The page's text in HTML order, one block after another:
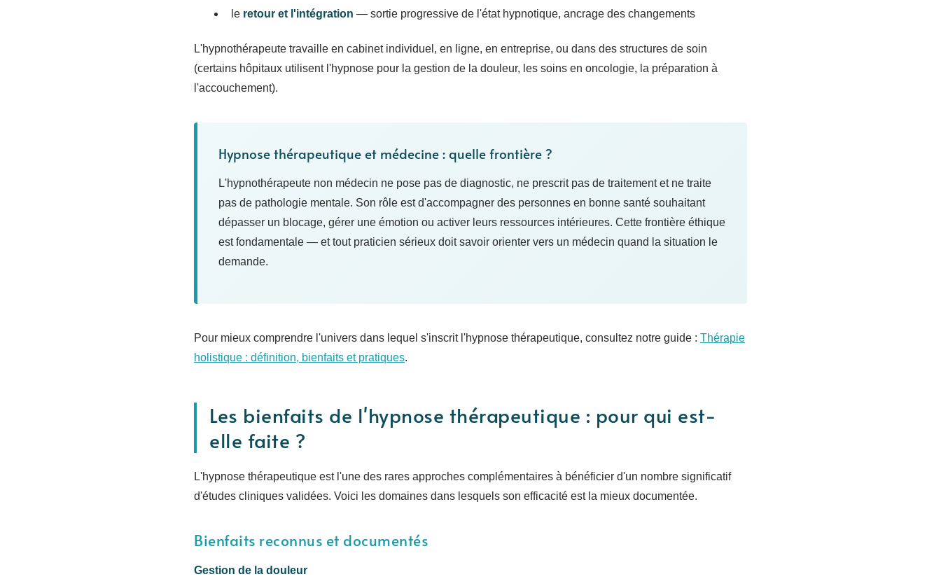
le retour et l'intégration — sortie progressive de l'état hypnotique, ancrage des changements
L'hypnothérapeute travaille en cabinet individuel, en ligne, en entreprise, ou dans des structures de soin
(certains hôpitaux utilisent l'hypnose pour la gestion de la douleur, les soins en oncologie, la préparation à
l'accouchement).
Hypnose thérapeutique et médecine : quelle frontière ?
L'hypnothérapeute non médecin ne pose pas de diagnostic, ne prescrit pas de traitement et ne traite
pas de pathologie mentale. Son rôle est d'accompagner des personnes en bonne santé souhaitant
dépasser un blocage, gérer une émotion ou activer leurs ressources intérieures. Cette frontière éthique
est fondamentale — et tout praticien sérieux doit savoir orienter vers un médecin quand la situation le
demande.
Pour mieux comprendre l'univers dans lequel s'inscrit l'hypnose thérapeutique, consultez notre guide : Thérapie
holistique : définition, bienfaits et pratiques.
Les bienfaits de l'hypnose thérapeutique : pour qui est-
elle faite ?
L'hypnose thérapeutique est l'une des rares approches complémentaires à bénéficier d'un nombre significatif
d'études cliniques validées. Voici les domaines dans lesquels son efficacité est la mieux documentée.
Bienfaits reconnus et documentés
Gestion de la douleur